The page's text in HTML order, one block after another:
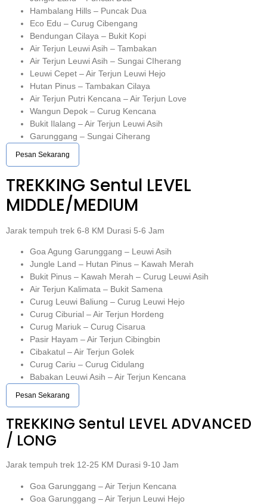
Hambalang Hills – Puncak Dua
Eco Edu – Curug Cibengang
Bendungan Cilaya – Bukit Kopi
Air Terjun Leuwi Asih – Tambakan
Air Terjun Leuwi Asih – Sungai CIherang
Leuwi Cepet – Air Terjun Leuwi Hejo
Hutan Pinus – Tambakan Cilaya
Air Terjun Putri Kencana – Air Terjun Love
Wangun Depok – Curug Kencana
Bukit Ilalang – Air Terjun Leuwi Asih
Garunggang – Sungai Ciherang
Pesan Sekarang
TREKKING Sentul LEVEL
MIDDLE/MEDIUM
Jarak tempuh trek 6-8 KM Durasi 5-6 Jam
Goa Agung Garunggang – Leuwi Asih
Jungle Land – Hutan Pinus – Kawah Merah
Bukit Pinus – Kawah Merah – Curug Leuwi Asih
Air Terjun Kalimata – Bukit Samena
Curug Leuwi Baliung – Curug Leuwi Hejo
Curug Ciburial – Air Terjun Hordeng
Curug Mariuk – Curug Cisarua
Pasir Hayam – Air Terjun Cibingbin
Cibakatul – Air Terjun Golek
Curug Cariu – Curug Cidulang
Babakan Leuwi Asih – Air Terjun Kencana
Pesan Sekarang
TREKKING Sentul LEVEL ADVANCED
/ LONG
Jarak tempuh trek 12-25 KM Durasi 9-10 Jam
Goa Garunggang – Air Terjun Kencana
Goa Garunggang – Air Terjun Leuwi Hejo